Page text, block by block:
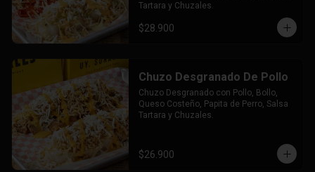
Tartara y Chuzales.
$28.900
Chuzo Desgranado De Pollo
Chuzo Desgranado con Pollo, Bollo,
Queso Costeño, Papita de Perro, Salsa
Tartara y Chuzales.
$26.900